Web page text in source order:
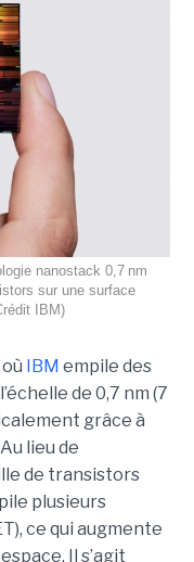
nanostack 0,7 nm
sur une surface
IBM)
IBM empile des
de 0,7 nm (7
grâce à
lieu de
de transistors
plusieurs
ce qui augmente
Il s’agit